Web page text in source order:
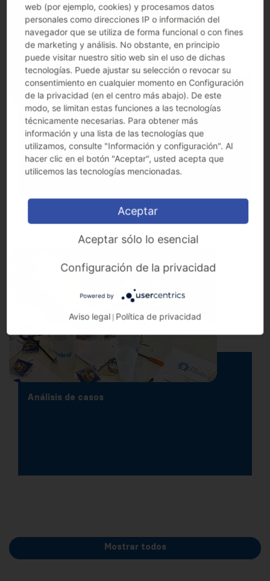
Patrocinio de la "Formula Student"
Análisis de casos
Mostrar todos
web (por ejemplo, cookies) y procesamos datos
personales como direcciones IP o información del
navegador que se utiliza de forma funcional o con fines
de marketing y análisis. No obstante, en principio
puede visitar nuestro sitio web sin el uso de dichas
tecnologías. Puede ajustar su selección o revocar su
consentimiento en cualquier momento en Configuración
de la privacidad (en el centro más abajo). De este
modo, se limitan estas funciones a las tecnologías
técnicamente necesarias. Para obtener más
información y una lista de las tecnologías que
utilizamos, consulte "Información y configuración". Al
hacer clic en el botón "Aceptar", usted acepta que
utilicemos las tecnologías mencionadas.
Aceptar
Aceptar sólo lo esencial
Configuración de la privacidad
Powered by
Aviso legal Política de privacidad